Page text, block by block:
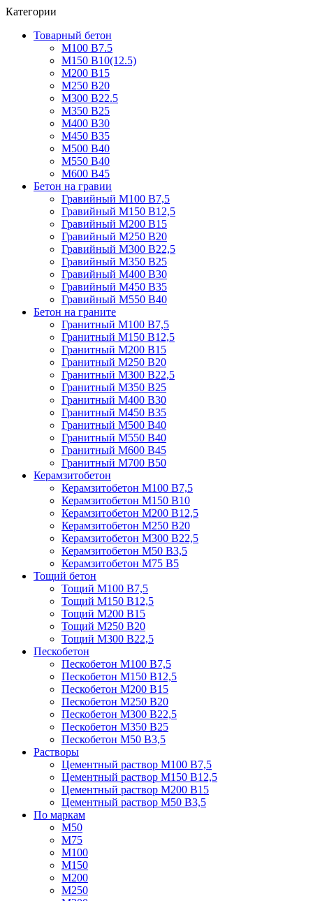
Категории
Товарный бетон
М100 В7.5
М150 В10(12.5)
М200 В15
М250 В20
М300 В22.5
М350 В25
М400 В30
М450 В35
М500 В40
М550 В40
М600 В45
Бетон на гравии
Гравийный М100 В7,5
Гравийный М150 В12,5
Гравийный М200 В15
Гравийный М250 В20
Гравийный М300 В22,5
Гравийный М350 В25
Гравийный М400 В30
Гравийный М450 В35
Гравийный М550 В40
Бетон на граните
Гранитный М100 В7,5
Гранитный М150 В12,5
Гранитный М200 В15
Гранитный М250 В20
Гранитный М300 В22,5
Гранитный М350 В25
Гранитный М400 В30
Гранитный М450 В35
Гранитный М500 В40
Гранитный М550 В40
Гранитный М600 В45
Гранитный М700 В50
Керамзитобетон
Керамзитобетон М100 В7,5
Керамзитобетон М150 В10
Керамзитобетон М200 В12,5
Керамзитобетон М250 В20
Керамзитобетон М300 В22,5
Керамзитобетон М50 В3,5
Керамзитобетон М75 В5
Тощий бетон
Тощий М100 В7,5
Тощий М150 В12,5
Тощий М200 В15
Тощий М250 В20
Тощий М300 В22,5
Пескобетон
Пескобетон М100 В7,5
Пескобетон М150 В12,5
Пескобетон М200 В15
Пескобетон М250 В20
Пескобетон М300 В22,5
Пескобетон М350 В25
Пескобетон М50 В3,5
Растворы
Цементный раствор М100 В7,5
Цементный раствор М150 В12,5
Цементный раствор М200 В15
Цементный раствор М50 В3,5
По маркам
М50
М75
М100
М150
М200
М250